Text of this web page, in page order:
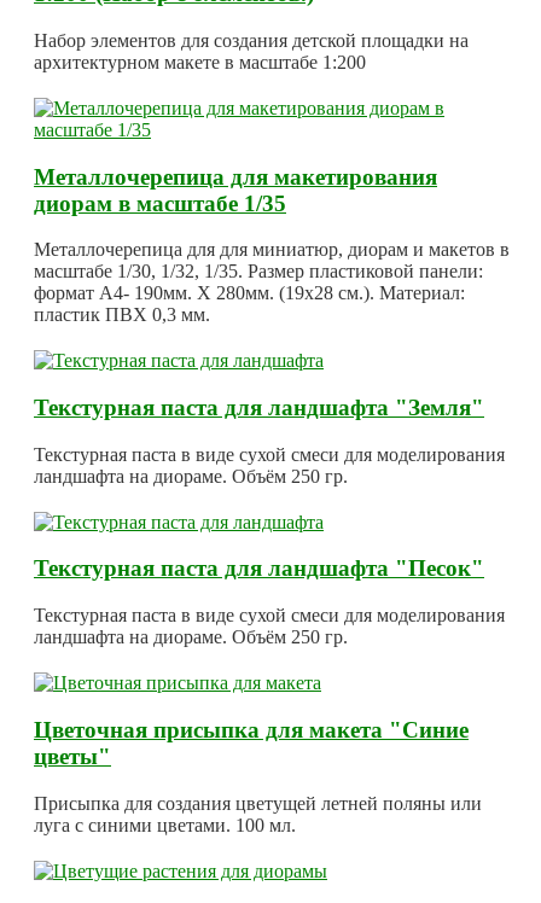
Набор элементов для создания детской площадки на
архитектурном макете в масштабе 1:200
Металлочерепица для макетирования
диорам в масштабе 1/35
Металлочерепица для для миниатюр, диорам и макетов в
масштабе 1/30, 1/32, 1/35. Размер пластиковой панели:
формат А4- 190мм. Х 280мм. (19х28 см.). Материал:
пластик ПВХ 0,3 мм.
Текстурная паста для ландшафта "Земля"
Текстурная паста в виде сухой смеси для моделирования
ландшафта на диораме. Объём 250 гр.
Текстурная паста для ландшафта "Песок"
Текстурная паста в виде сухой смеси для моделирования
ландшафта на диораме. Объём 250 гр.
Цветочная присыпка для макета "Синие
цветы"
Присыпка для создания цветущей летней поляны или
луга с синими цветами. 100 мл.